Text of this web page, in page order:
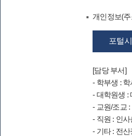
개인정보(
포털
[담당 부서]
- 학부생 : 학
- 대학원생 :
- 교원/조교 :
- 직원 : 인사
- 기타 : 전산